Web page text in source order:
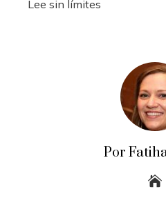
Lee sin límites
Por